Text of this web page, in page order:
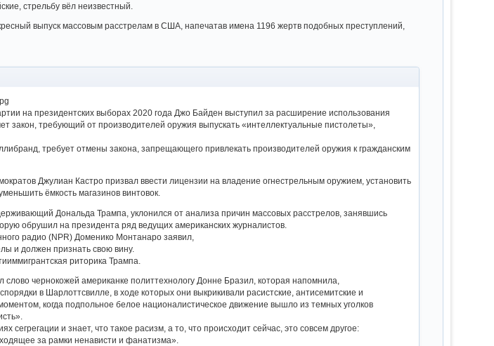
стрельбу вёл неизвестный.
выпуск массовым расстрелам в США, напечатав имена 1196 жертв подобных преступлений,
на президентских выборах 2020 года Джо Байден выступил за расширение использования
закон, требующий от производителей оружия выпускать «интеллектуальные пистолеты»,
требует отмены закона, запрещающего привлекать производителей оружия к гражданским
Джулиан Кастро призвал ввести лицензии на владение огнестрельным оружием, установить
ёмкость магазинов винтовок.
Дональда Трампа, уклонился от анализа причин массовых расстрелов, занявшись
обрушил на президента ряд ведущих американских журналистов.
радио (NPR) Доменико Монтанаро заявил,
и должен признать свою вину.
риторика Трампа.
чернокожей американке политтехнологу Донне Бразил, которая напомнила,
в Шарлоттсвилле, в ходе которых они выкрикивали расистские, антисемитские и
когда подпольное белое националистическое движение вышло из темных уголков
и знает, что такое расизм, а то, что происходит сейчас, это совсем другое:
за рамки ненависти и фанатизма».